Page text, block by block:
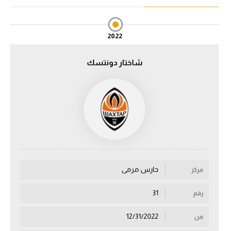
الدوري السعودي للمحترفين
أقسام
2022
شاختار دونتسك
مركز حارس مرمى
رقم
من